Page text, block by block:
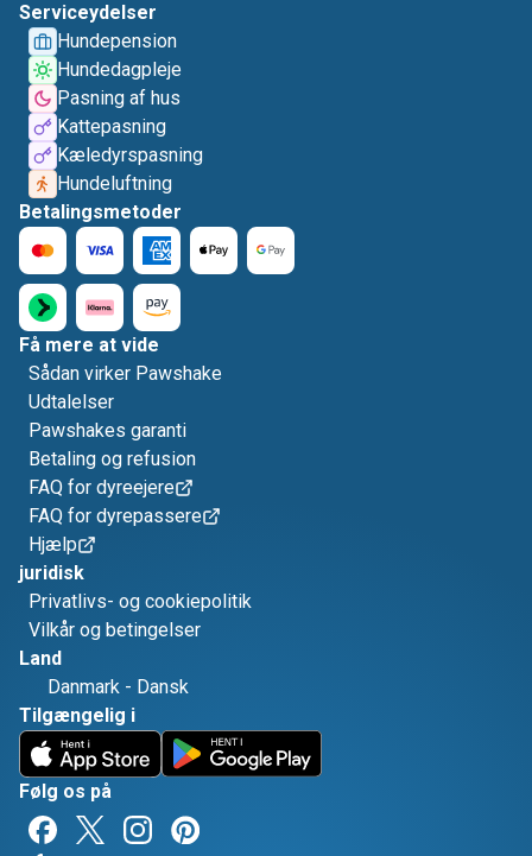
Serviceydelser
Hundepension
Hundedagpleje
Pasning af hus
Kattepasning
Kæledyrspasning
Hundeluftning
Betalingsmetoder
Få mere at vide
Sådan virker Pawshake
Udtalelser
Pawshakes garanti
Betaling og refusion
FAQ for dyreejere
FAQ for dyrepassere
Hjælp
juridisk
Privatlivs- og cookiepolitik
Vilkår og betingelser
Land
Danmark - Dansk
Tilgængelig i
Følg os på